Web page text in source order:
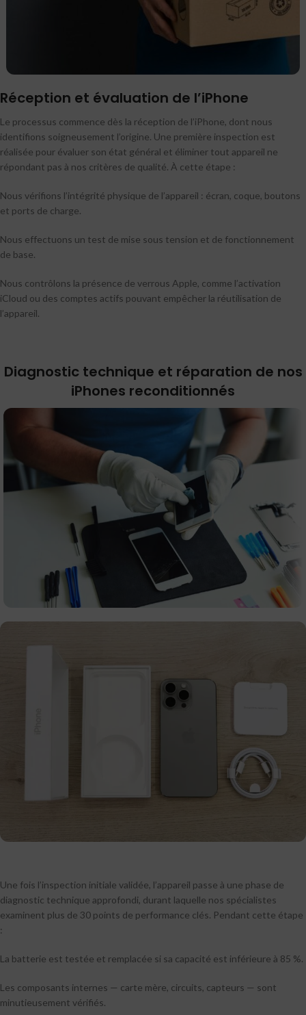
Réception et évaluation de l’iPhone
Le processus commence dès la réception de l’iPhone, dont nous
identifions soigneusement l’origine. Une première inspection est
réalisée pour évaluer son état général et éliminer tout appareil ne
répondant pas à nos critères de qualité. À cette étape :
Nous vérifions l’intégrité physique de l’appareil : écran, coque, boutons
et ports de charge.
Nous effectuons un test de mise sous tension et de fonctionnement
de base.
Nous contrôlons la présence de verrous Apple, comme l’activation
iCloud ou des comptes actifs pouvant empêcher la réutilisation de
l’appareil.
Diagnostic technique et réparation de nos
iPhones reconditionnés
Une fois l’inspection initiale validée, l’appareil passe à une phase de
diagnostic technique approfondi, durant laquelle nos spécialistes
examinent plus de 30 points de performance clés. Pendant cette étape
:
La batterie est testée et remplacée si sa capacité est inférieure à 85 %.
Les composants internes — carte mère, circuits, capteurs — sont
minutieusement vérifiés.